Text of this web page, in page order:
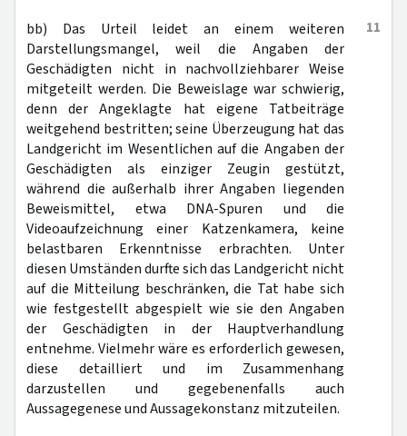
11
bb) Das Urteil leidet an einem weiteren
Darstellungsmangel, weil die Angaben der
Geschädigten nicht in nachvollziehbarer Weise
mitgeteilt werden. Die Beweislage war schwierig,
denn der Angeklagte hat eigene Tatbeiträge
weitgehend bestritten; seine Überzeugung hat das
Landgericht im Wesentlichen auf die Angaben der
Geschädigten als einziger Zeugin gestützt,
während die außerhalb ihrer Angaben liegenden
Beweismittel, etwa DNA-Spuren und die
Videoaufzeichnung einer Katzenkamera, keine
belastbaren Erkenntnisse erbrachten. Unter
diesen Umständen durfte sich das Landgericht nicht
auf die Mitteilung beschränken, die Tat habe sich
wie festgestellt abgespielt wie sie den Angaben
der Geschädigten in der Hauptverhandlung
entnehme. Vielmehr wäre es erforderlich gewesen,
diese detailliert und im Zusammenhang
darzustellen und gegebenenfalls auch
Aussagegenese und Aussagekonstanz mitzuteilen.